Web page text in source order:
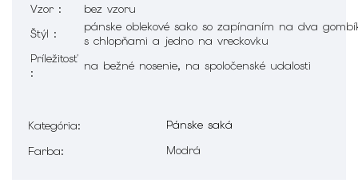
Vzor :
bez vzoru
Štýl :
pánske oblekové sako so zapínaním na dva
s chlopňami a jedno na vreckovku
Príležitosť
:
na bežné nosenie, na spoločenské udalosti
Kategória:
Pánske saká
Farba: Modrá